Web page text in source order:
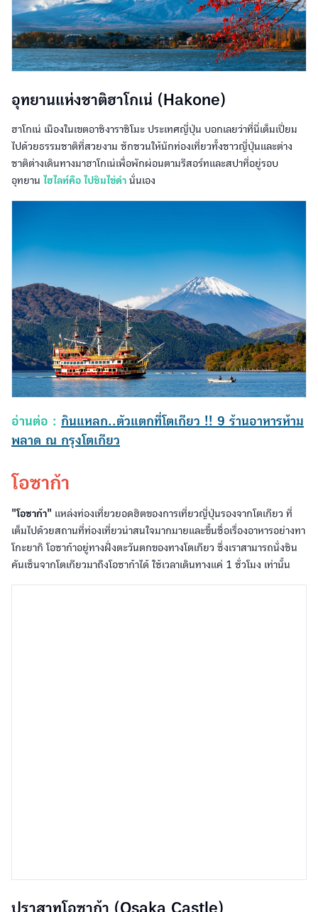
อุทยานแห่งชาติฮาโกเน่ (Hakone)
ฮาโกเน่ เมืองในเขตอาชิงาราชิโมะ ประเทศญี่ปุ่น บอกเลยว่าที่นี่เต็มเปี่ยม
ไปด้วยธรรมชาติที่สวยงาม ชักชวนให้นักท่องเที่ยวทั้งชาวญี่ปุ่นและต่าง
ชาติต่างเดินทางมาฮาโกเน่เพื่อพักผ่อนตามรีสอร์ทและสปาที่อยู่รอบ
อุทยาน ไฮไลท์คือ ไปชิมไข่ดำ นั่นเอง
อ่านต่อ : กินแหลก..ตัวแตกที่โตเกียว !! 9 ร้านอาหารห้าม
พลาด ณ กรุงโตเกียว
โอซาก้า
"โอซาก้า" แหล่งท่องเที่ยวยอดฮิตของการเที่ยวญี่ปุ่นรองจากโตเกียว ที่
เต็มไปด้วยสถานที่ท่องเที่ยวน่าสนใจมากมายและขึ้นชื่อเรื่องอาหารอย่างทา
โกะยากิ โอซาก้าอยู่ทางฝั่งตะวันตกของทางโตเกียว ซึ่งเราสามารถนั่งชิน
คันเซ็นจากโตเกียวมาถึงโอซาก้าได้ ใช้เวลาเดินทางแค่ 1 ชั่วโมง เท่านั้น
ใจกลางเมืองโอซาก้า เมื่อถึงช่วงดอกซากุระบานหรือใบไม้เปลี่ยนสี ที่